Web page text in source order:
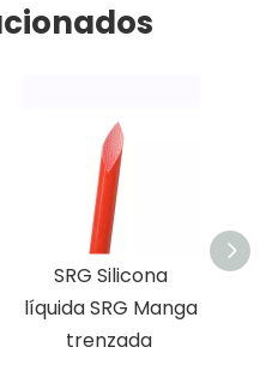
SRG Silicona
líquida SRG Manga
trenzada